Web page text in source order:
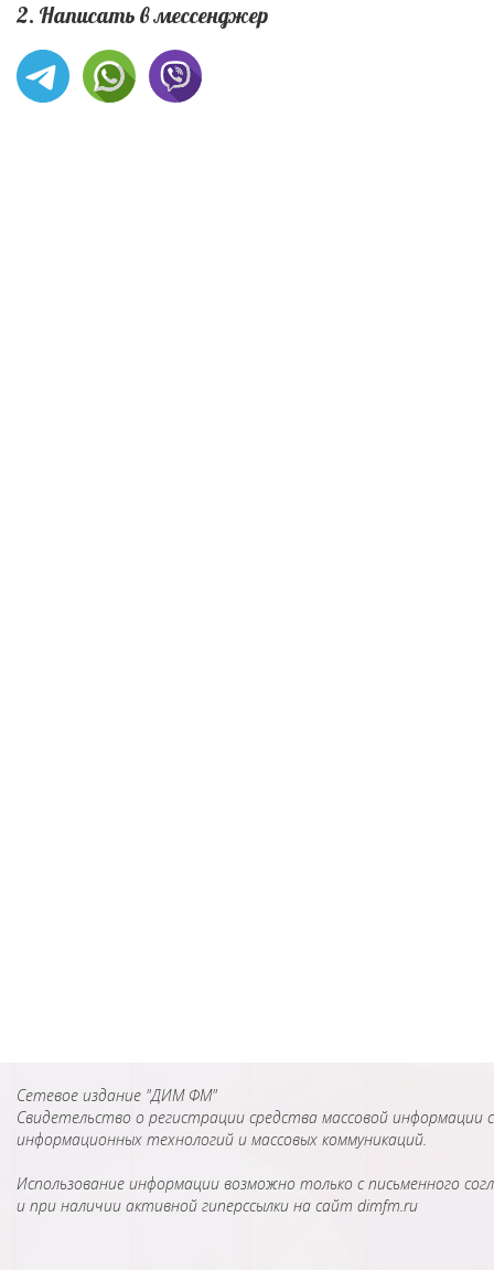
2. Написать в мессенджер
Сетевое издание "ДИМ ФМ"
Свидетельство о регистрации средства массовой
информационных технологий и массовых коммуникаций.
Использование информации возможно только с письменного
и при наличии активной гиперссылки на сайт dimfm.ru